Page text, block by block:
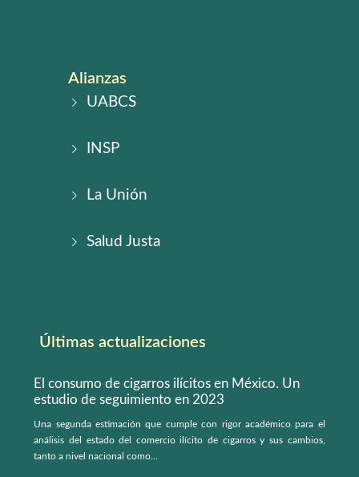
Alianzas
UABCS
INSP
La Unión
Salud Justa
Últimas actualizaciones
El consumo de cigarros ilícitos en México. Un
estudio de seguimiento en 2023
Una segunda estimación que cumple con rigor académico para el
análisis del estado del comercio ilícito de cigarros y sus cambios,
tanto a nivel nacional como...